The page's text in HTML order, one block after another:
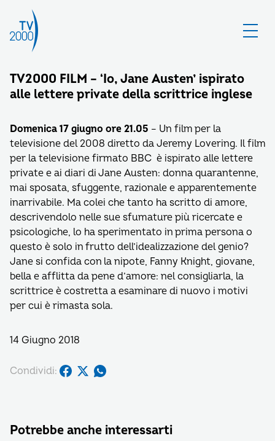
TV2000 FILM – ‘Io, Jane Austen’ ispirato
alle lettere private della scrittrice inglese
Domenica 17 giugno ore 21.05 – Un film per la
televisione del 2008 diretto da Jeremy Lovering. Il film
per la televisione firmato BBC è ispirato alle lettere
private e ai diari di Jane Austen: donna quarantenne,
mai sposata, sfuggente, razionale e apparentemente
inarrivabile. Ma colei che tanto ha scritto di amore,
descrivendolo nelle sue sfumature più ricercate e
psicologiche, lo ha sperimentato in prima persona o
questo è solo in frutto dell’idealizzazione del genio?
Jane si confida con la nipote, Fanny Knight, giovane,
bella e afflitta da pene d’amore: nel consigliarla, la
scrittrice è costretta a esaminare di nuovo i motivi
per cui è rimasta sola.
14 Giugno 2018
Condividi:
Potrebbe anche interessarti